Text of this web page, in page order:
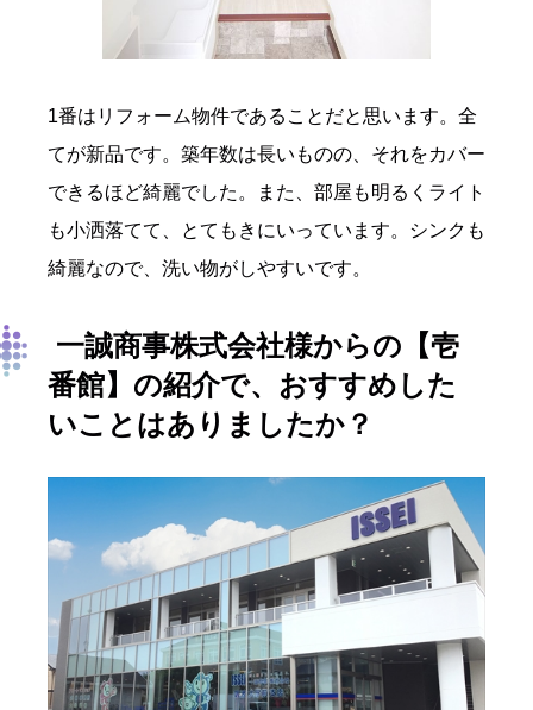
1番はリフォーム物件であることだと思います。全
てが新品です。築年数は長いものの、それをカバー
できるほど綺麗でした。また、部屋も明るくライト
も小洒落てて、とてもきにいっています。シンクも
綺麗なので、洗い物がしやすいです。
一誠商事株式会社様からの【壱
番館】の紹介で、おすすめした
いことはありましたか？